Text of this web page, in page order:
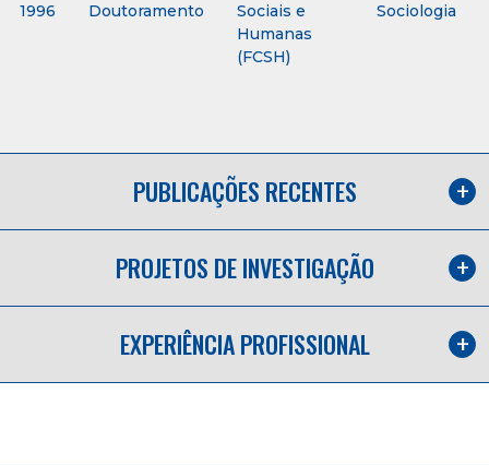
1996 Doutoramento
Sociais e
Humanas
(FCSH)
Sociologia
PUBLICAÇÕES RECENTES
PROJETOS DE INVESTIGAÇÃO
EXPERIÊNCIA PROFISSIONAL